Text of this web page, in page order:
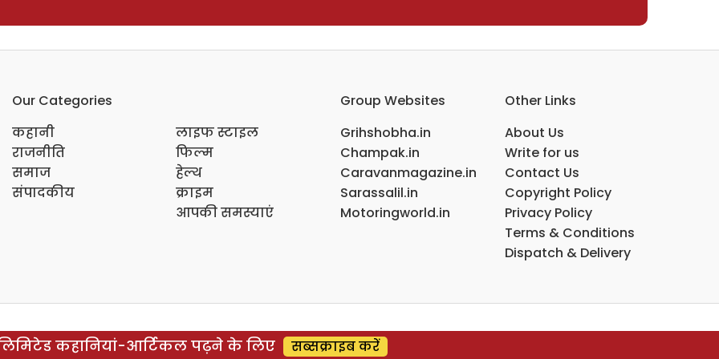
Our Categories
कहानी
राजनीति
समाज
संपादकीय
लाइफ स्टाइल
फिल्म
हेल्थ
क्राइम
आपकी समस्याएं
Group Websites
Grihshobha.in
Champak.in
Caravanmagazine.in
Sarassalil.in
Motoringworld.in
Other Links
About Us
Write for us
Contact Us
Copyright Policy
Privacy Policy
Terms & Conditions
Dispatch & Delivery
कहानियां-आर्टिकल पढ़ने के लिए सब्सक्राइब करें